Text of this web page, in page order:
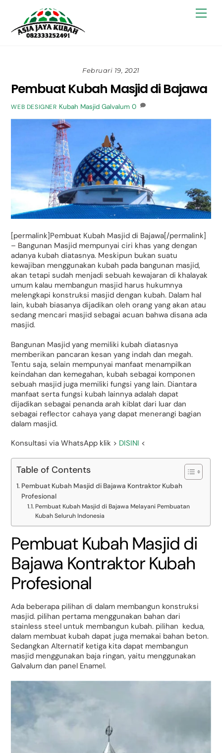
content
Februari 19, 2021
Pembuat Kubah Masjid di Bajawa
WEB DESIGNER Kubah Masjid Galvalum 0
[permalink]Pembuat Kubah Masjid di Bajawa[/permalink]
– Bangunan Masjid mempunyai ciri khas yang dengan
adanya kubah diatasnya. Meskipun bukan suatu
kewajiban menggunakan kubah pada bangunan masjid,
akan tetapi sudah menjadi sebuah kewajaran di khalayak
umum kalau membangun masjid harus hukumnya
melengkapi konstruksi masjid dengan kubah. Dalam hal
lain, kubah biasanya dijadikan oleh orang yang akan atau
sedang mencari masjid sebagai acuan bahwa disana ada
masjid.
Bangunan Masjid yang memiliki kubah diatasnya
memberikan pancaran kesan yang indah dan megah.
Tentu saja, selain mempunyai manfaat menampilkan
keindahan dan kemegahan, kubah sebagai komponen
sebuah masjid juga memiliki fungsi yang lain. Diantara
manfaat serta fungsi kubah lainnya adalah dapat
dijadikan sebagai penanda arah kiblat dari luar dan
sebagai reflector cahaya yang dapat menerangi bagian
dalam masjid.
Konsultasi via WhatsApp klik > DISINI <
Table of Contents
Pembuat Kubah Masjid di Bajawa Kontraktor Kubah
Profesional
Pembuat Kubah Masjid di Bajawa Melayani Pembuatan
Kubah Seluruh Indonesia
Pembuat Kubah Masjid di
Bajawa Kontraktor Kubah
Profesional
Ada beberapa pilihan di dalam membangun konstruksi
masjid. pilihan pertama menggunakan bahan dari
stainless steel untuk membangun kubah. pilihan kedua,
dalam membuat kubah dapat juga memakai bahan beton.
Sedangkan Alternatif ketiga kita dapat membangun
masjid menggunakan baja ringan, yaitu menggunakan
Galvalum dan panel Enamel.